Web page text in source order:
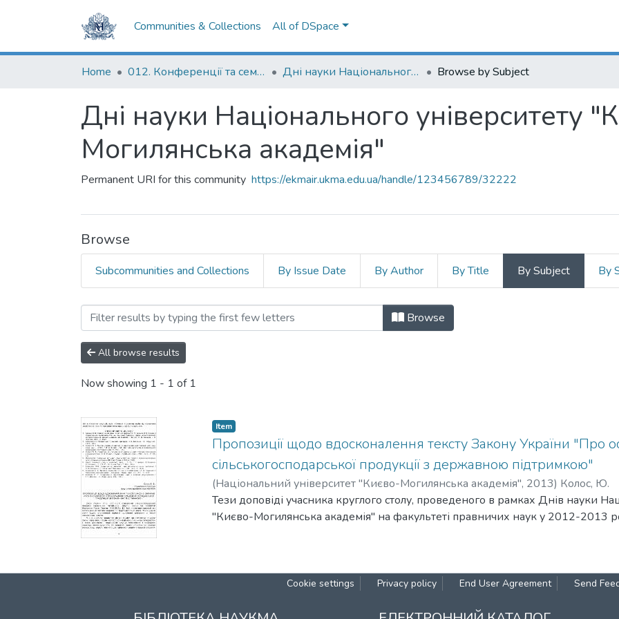
Communities & Collections All of DSpace
Home 012. Конференції та семінари НаУКМА Дні науки Національного університету "Києво-Могилянська академія" Browse by Subject
Дні науки Національного університету
Могилянська академія"
Permanent URI for this community https://ekmair.ukma.edu.ua/handle/123456789/32222
Browse
Subcommunities and Collections By Issue Date By Author By Title By Subject By
Browsing Дні науки Національного університету "Києво-
Browse
All browse results
Now showing 1 - 1 of 1
Item
Пропозиції щодо вдосконалення тексту Закону України "Про
сільськогосподарської продукції з державною підтримкою"
(Національний університет "Києво-Могилянська академія", 2013) Колос, Ю.
Тези доповіді учасника круглого столу, проведеного в рамках Днів науки
"Києво-Могилянська академія" на факультеті правничих наук у 2012-2013
Cookie settings Privacy policy End User Agreement Send